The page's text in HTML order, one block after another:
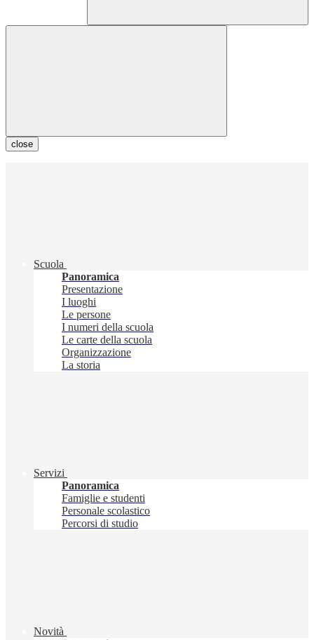
close
Scuola
Panoramica
Presentazione
I luoghi
Le persone
I numeri della scuola
Le carte della scuola
Organizzazione
La storia
Servizi
Panoramica
Famiglie e studenti
Personale scolastico
Percorsi di studio
Novità